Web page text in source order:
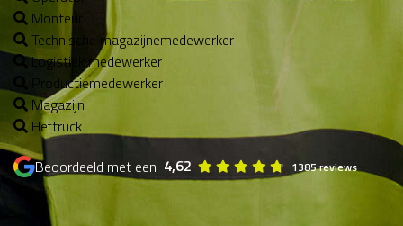
Monteur
Technische magazijnemedewerker
Logistiek medewerker
Productiemedewerker
Magazijn
Heftruck
Beoordeeld met een 4,62 1385 reviews